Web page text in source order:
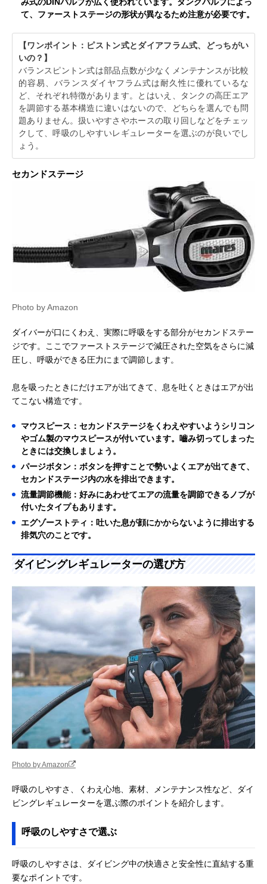
て、ファーストステージの形状が異なるため注意が必要です。
【ワンポイント：ピストン式とダイアフラム式、どっちがい
いの？】
バランスピントン式は部品点数が少なくメンテナンスが比較
的容易、バランスダイヤフラム式は耐久性に優れているな
ど、それぞれ特徴があります。とはいえ、タンクの高圧エア
を調節する基本構造に違いはないので、どちらを選んでも問
題ありません。扱いやすさやホースの取り回しなどをチェッ
クして、呼吸のしやすいレギュレーターを選ぶのが良いでし
ょう。
セカンドステージ
Photo by Amazon
ダイバーが口にくわえ、実際に呼吸をする部分がセカンドステー
ジです。ここでファーストステージで減圧された空気をさらに減
圧し、呼吸ができる圧力にまで調節します。
息を吸ったときにだけエアが出てきて、息を吐くときはエアが出
てこない構造です。
マウスピース：セカンドステージをくわえやすいようシリコン
やゴム製のマウスピースが付いています。嚙み切ってしまった
ときには交換しましょう。
パージボタン：ボタンを押すことで勢いよくエアが出てきて、
セカンドステージ内の水を排出できます。
流量調節機能：好みにあわせてエアの流量を調節できるノブが
付いたタイプもあります。
エグゾーストティ：吐いた息が顔にかからないように排出する
排気穴のことです。
ダイビングレギュレーターの選び方
Photo by Amazon
呼吸のしやすさ、くわえ心地、素材、メンテナンス性など、ダイ
ビングレギュレーターを選ぶ際のポイントを紹介します。
呼吸のしやすさで選ぶ
呼吸のしやすさは、ダイビング中の快適さと安全性に直結する重
要なポイントです。